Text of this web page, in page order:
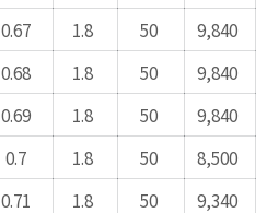
0.67 1.8 50
9,840
0.68 1.8 50
9,840
0.69 1.8 50
9,840
0.7 1.8 50
8,500
0.71 1.8 50
9,340